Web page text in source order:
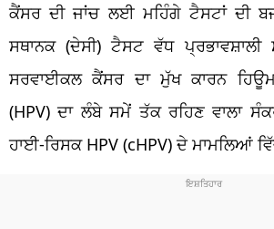
ਕੈਂਸਰ ਦੀ ਜਾਂਚ ਲਈ ਮਹਿੰਗੇ ਟੈਸਟਾਂ ਦੀ
ਸਥਾਨਕ (ਦੇਸੀ) ਟੈਸਟ ਵੱਧ
ਸਰਵਾਈਕਲ ਕੈਂਸਰ ਦਾ ਮੁੱਖ ਕਾਰਨ
(HPV) ਦਾ ਲੰਬੇ ਸਮੇਂ ਤੱਕ ਰਹਿਣ ਵਾਲਾ
ਹਾਈ-ਰਿਸਕ HPV (cHPV) ਦੇ ਮਾਮਲਿਆਂ